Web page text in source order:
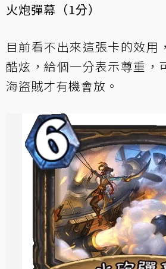
火炮彈幕（1分）
目前看不出來這張卡的效用
酷炫，給個一分表示尊重，
海盜賊才有機會放。